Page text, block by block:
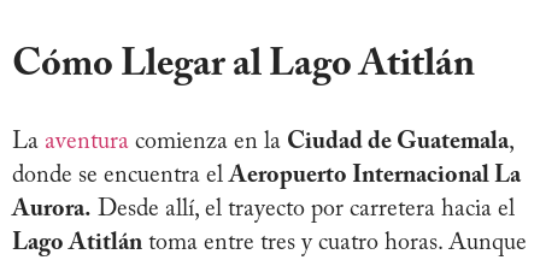
Cómo Llegar al Lago Atitlán
La aventura comienza en la Ciudad de Guatemala,
donde se encuentra elAeropuerto Internacional La
Aurora. Desde allí, el trayecto por carretera hacia el
Lago Atitlán toma entre tres y cuatro horas. Aunque